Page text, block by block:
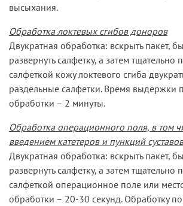
высыхания.
Обработка локтевых сгибов доноров
Двукратная обработка: вскрыть пакет,
развернуть салфетку, а затем тщательно
салфеткой кожу локтевого сгиба
раздельные салфетки. Время выдержки
обработки – 2 минуты.
Обработка операционного поля, в том
введением катетеров и пункций суставов
Двукратная обработка: вскрыть пакет,
развернуть салфетку, а затем тщательно
салфеткой операционное поле или
обработки – 20-30 секунд. Обработку